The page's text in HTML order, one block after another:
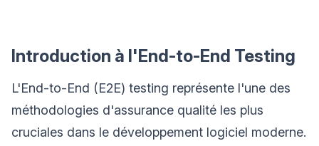
Introduction à l'End-to-End Testing
L'End-to-End (E2E) testing représente l'une des
méthodologies d'assurance qualité les plus
cruciales dans le développement logiciel moderne.